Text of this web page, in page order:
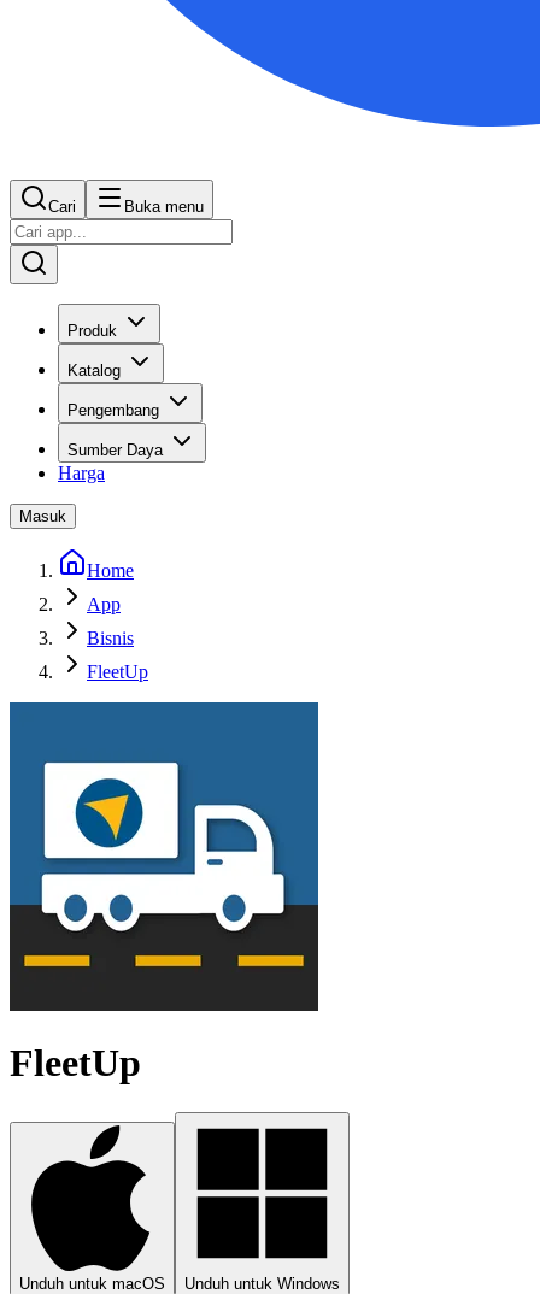
Cari Buka menu
Produk
Katalog
Pengembang
Sumber Daya
Harga
Masuk
Home
App
Bisnis
FleetUp
FleetUp
Unduh untuk macOS Unduh untuk Windows